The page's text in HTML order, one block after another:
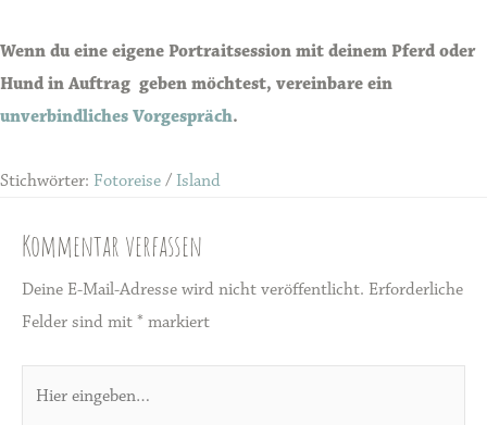
Wenn du eine eigene Portraitsession mit deinem Pferd oder
Hund in Auftrag geben möchtest, vereinbare ein
unverbindliches Vorgespräch.
Stichwörter: Fotoreise / Island
Kommentar verfassen
Deine E-Mail-Adresse wird nicht veröffentlicht. Erforderliche
Felder sind mit * markiert
eingeben…